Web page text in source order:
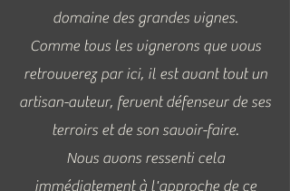
domaine des grandes vignes.
Comme tous les vignerons que vous
retrouverez par ici, il est avant tout un
artisan-auteur, fervent défenseur de ses
terroirs et de son savoir-faire.
Nous avons ressenti cela
immédiatement à l'approche de ce